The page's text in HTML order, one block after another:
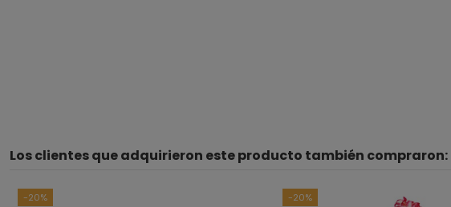
Los clientes que adquirieron este producto también compraron:
-20% -20%